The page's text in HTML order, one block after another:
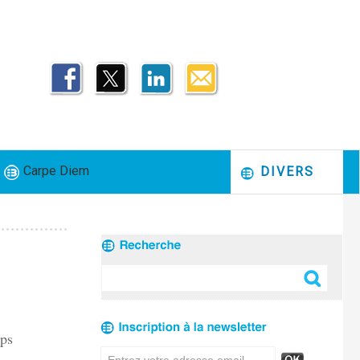
Carpe Diem DIVERS